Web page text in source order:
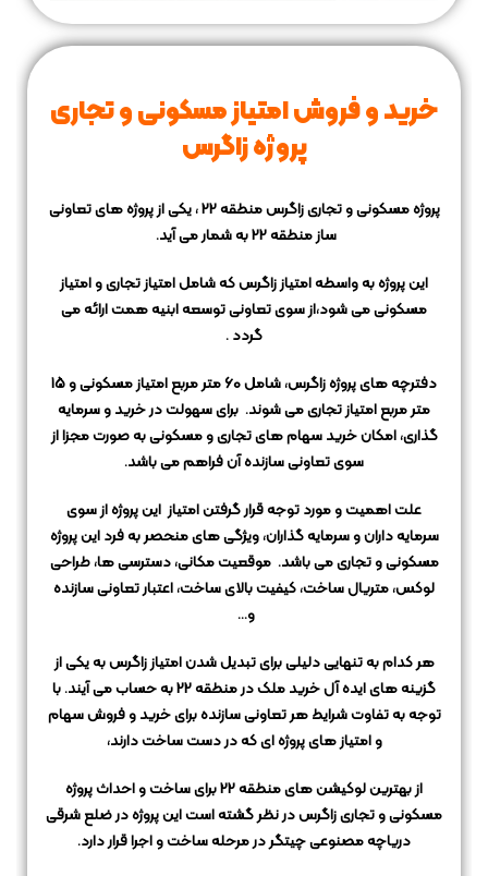
خرید و فروش امتیاز مسکونی و تجاری
پروژه زاگرس
پروژه مسکونی و تجاری زاگرس منطقه 22 ، یکی از پروژه های تعاونی
ساز منطقه 22 به شمار می آید.
این پروژه به واسطه امتیاز زاگرس که شامل امتیاز تجاری و امتیاز
مسکونی می شود،از سوی تعاونی توسعه ابنیه همت ارائه می
گردد .
دفترچه های پروژه زاگرس، شامل 60 متر مربع امتیاز مسکونی و 15
متر مربع امتیاز تجاری می شوند. برای سهولت در خرید و سرمایه
گذاری، امکان خرید سهام های تجاری و مسکونی به صورت مجزا از
سوی تعاونی سازنده آن فراهم می باشد.
علت اهمیت و مورد توجه قرار گرفتن امتیاز این پروژه از سوی
سرمایه داران و سرمایه گذاران، ویژگی های منحصر به فرد این پروژه
مسکونی و تجاری می باشد.موقعیت مکانی، دسترسی ها، طراحی
لوکس، متریال ساخت، کیفیت بالای ساخت، اعتبار تعاونی سازنده
و…
هر کدام به تنهایی دلیلی برای تبدیل شدن امتیاز زاگرس به یکی از
گزینه های ایده آل خرید ملک در منطقه 22 به حساب می آیند.
با
توجه به تفاوت شرایط هر تعاونی سازنده برای خرید و فروش سهام
و امتیاز های پروژه ای که در دست ساخت دارند،
از بهترین لوکیشن های منطقه 22 برای ساخت و احداث پروژه
مسکونی و تجاری زاگرس در نظر گشته استاین پروژه در ضلع شرقی
دریاچه مصنوعی چیتگر در مرحله ساخت و اجرا قرار دارد.